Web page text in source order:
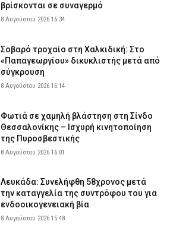
βρίσκονται σε συναγερμό
8 Αυγούστου 2026 16:34
Σοβαρό τροχαίο στη Χαλκιδική: Στο
«Παπαγεωργίου» δικυκλιστής μετά από
σύγκρουση
8 Αυγούστου 2026 16:14
Φωτιά σε χαμηλή βλάστηση στη Σίνδο
Θεσσαλονίκης – Ισχυρή κινητοποίηση
της Πυροσβεστικής
8 Αυγούστου 2026 16:01
Λευκάδα: Συνελήφθη 58χρονος μετά
την καταγγελία της συντρόφου του για
ενδοοικογενειακή βία
8 Αυγούστου 2026 15:48